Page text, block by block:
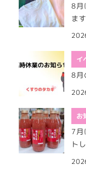
8月
ます
イ
8月
お
7月
ト